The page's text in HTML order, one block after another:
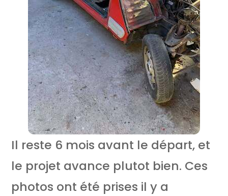
Il reste 6 mois avant le départ, et
le projet avance plutot bien. Ces
photos ont été prises il y a